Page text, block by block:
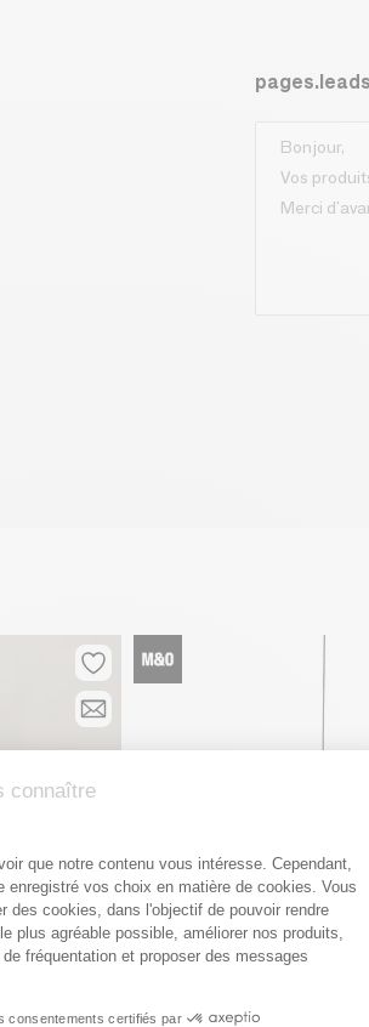
connaître
Gestion du
que notre contenu vous intéresse. Cependant,
enregistré vos choix en matière de cookies. Vous
des cookies, dans l'objectif de pouvoir rendre
plus agréable possible, améliorer nos produits,
fréquentation et proposer des messages
consentements certifiés par
Axeptio consent